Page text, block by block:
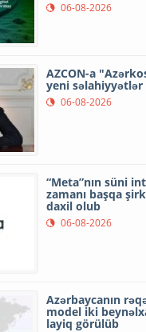
06-08-2026
AZCON-a
yeni
06-08-2026
“Meta”nın süni
zamanı başqa
daxil olub
06-08-2026
Azərbaycanın
model iki
layiq görülüb